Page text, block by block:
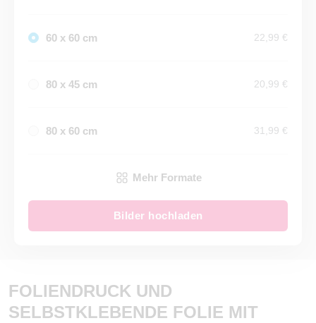
60 x 60 cm 22,99 €
80 x 45 cm 20,99 €
80 x 60 cm 31,99 €
Mehr Formate
Bilder hochladen
FOLIENDRUCK UND
SELBSTKLEBENDE FOLIE MIT